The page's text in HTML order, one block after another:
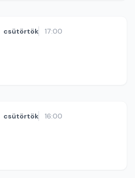
csütörtök 17:00
csütörtök 16:00